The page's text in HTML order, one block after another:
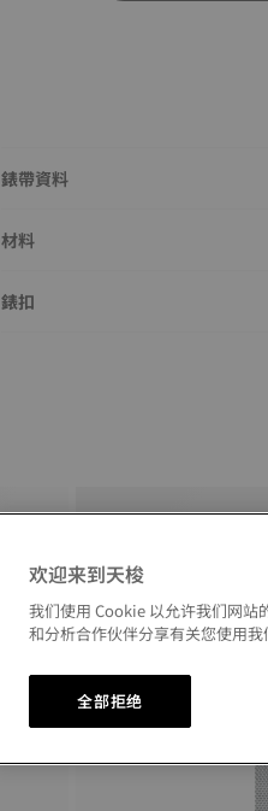
錶帶資料
材料
錶扣
欢迎来到天梭
我们使用 Cookie 以允许我们网站
和分析合作伙伴分享有关您使用我
全部拒绝